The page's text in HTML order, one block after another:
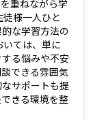
重ねながら学
様一人ひと
な学習方法の
ては、単に
る悩みや不安
できる雰囲気
サポートも提
きる環境を整